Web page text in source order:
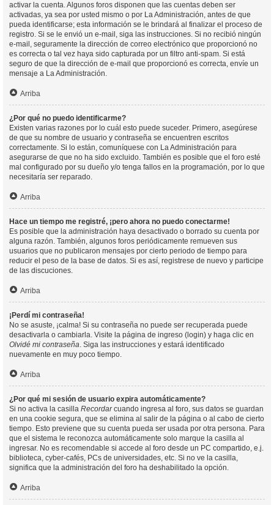
activar la cuenta. Algunos foros disponen que las cuentas deben ser
activadas, ya sea por usted mismo o por La Administración, antes de que
pueda identificarse; esta información se le brindará al finalizar el proceso de
registro. Si se le envió un e-mail, siga las instrucciones. Si no recibió ningún
e-mail, seguramente la dirección de correo electrónico que proporcionó no
es correcta o tal vez haya sido capturada por un filtro anti-spam. Si está
seguro de que la dirección de e-mail que proporcionó es correcta, envíe un
mensaje a La Administración.
Arriba
¿Por qué no puedo identificarme?
Existen varias razones por lo cuál esto puede suceder. Primero, asegúrese
de que su nombre de usuario y contraseña se encuentren escritos
correctamente. Si lo están, comuníquese con La Administración para
asegurarse de que no ha sido excluido. También es posible que el foro esté
mal configurado por su dueño y/o tenga fallos en la programación, por lo que
necesitaría ser reparado.
Arriba
Hace un tiempo me registré, ¡pero ahora no puedo conectarme!
Es posible que la administración haya desactivado o borrado su cuenta por
alguna razón. También, algunos foros periódicamente remueven sus
usuarios que no publicaron mensajes por cierto periodo de tiempo para
reducir el peso de la base de datos. Si es así, registrese de nuevo y participe
de las discuciones.
Arriba
¡Perdí mi contraseña!
No se asuste, ¡calma! Si su contraseña no puede ser recuperada puede
desactivarla o cambiarla. Visite la página de ingreso (login) y haga clic en
Olvidé mi contraseña. Siga las instrucciones y estará identificado
nuevamente en muy poco tiempo.
Arriba
¿Por qué mi sesión de usuario expira automáticamente?
Si no activa la casilla Recordarcuando ingresa al foro, sus datos se guardan
en una cookie segura, que se elimina al salir de la página o al cabo de cierto
tiempo. Esto previene que su cuenta pueda ser usada por otra persona. Para
que el sistema le reconozca automáticamente solo marque la casilla al
ingresar. No es recomendable si accede al foro desde un PC compartido, e.j.
biblioteca, cyber-cafés, PCs de universidades, etc. Si no ve la casilla,
significa que la administración del foro ha deshabilitado la opción.
Arriba